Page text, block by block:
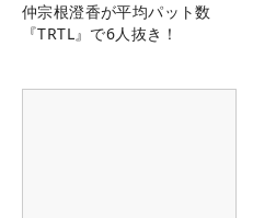
仲宗根澄香が平均パット数
『TRTL』で6人抜き！